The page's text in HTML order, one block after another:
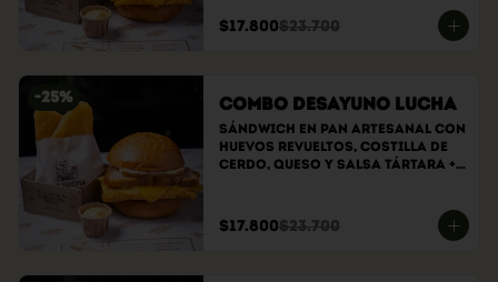
$17.800$23.700
-25% Combo Desayuno Lucha
Sándwich En Pan Artesanal Con
Huevos Revueltos, Costilla De
Cerdo, Queso Y Salsa Tártara +
$17.800$23.700